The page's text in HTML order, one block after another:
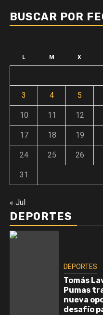
BUSCAR POR
L M X
3 4 5
10 11 12
17 18 19
24 25 26
31
« Jul
DEPORTES
DEPORTES
Tomás
Pumas
nueva
desafío